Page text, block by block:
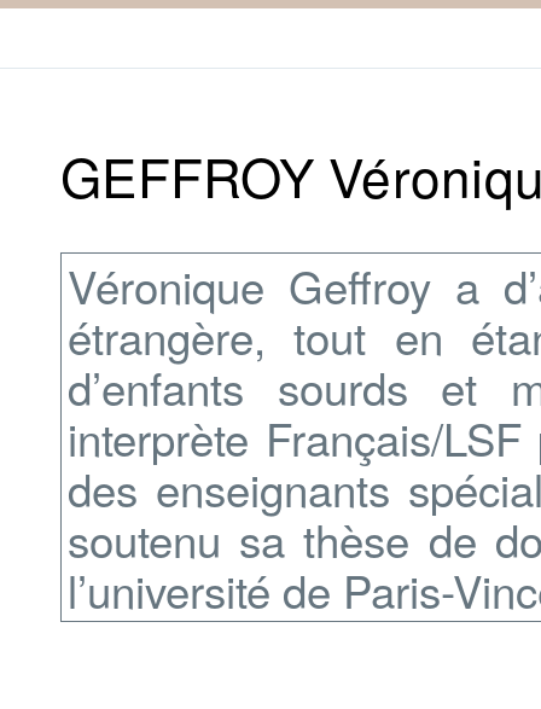
GEFFROY
Véronique Geffroy a
étrangère, tout en
d’enfants sourds et
interprète Français/
des enseignants
soutenu sa thèse de
l’université de Paris-